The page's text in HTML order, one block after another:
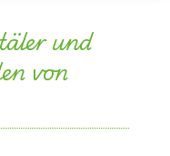
Herz